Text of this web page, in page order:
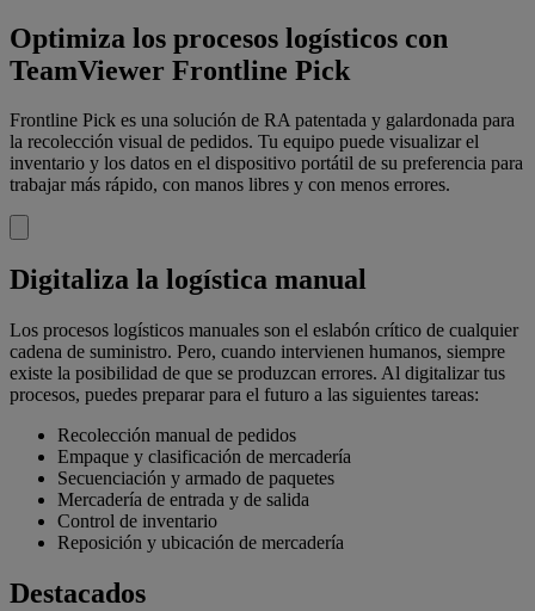
Optimiza los procesos logísticos con
TeamViewer Frontline Pick
Frontline Pick es una solución de RA patentada y galardonada para
la recolección visual de pedidos. Tu equipo puede visualizar el
inventario y los datos en el dispositivo portátil de su preferencia para
trabajar más rápido, con manos libres y con menos errores.
Digitaliza la logística manual
Los procesos logísticos manuales son el eslabón crítico de cualquier
cadena de suministro. Pero, cuando intervienen humanos, siempre
existe la posibilidad de que se produzcan errores. Al digitalizar tus
procesos, puedes preparar para el futuro a las siguientes tareas:
Recolección manual de pedidos
Empaque y clasificación de mercadería
Secuenciación y armado de paquetes
Mercadería de entrada y de salida
Control de inventario
Reposición y ubicación de mercadería
Destacados